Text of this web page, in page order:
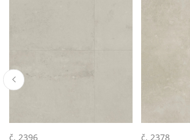
č. 2396 č. 2378